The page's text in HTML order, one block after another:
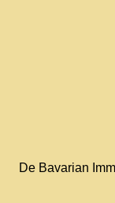
De Bavarian